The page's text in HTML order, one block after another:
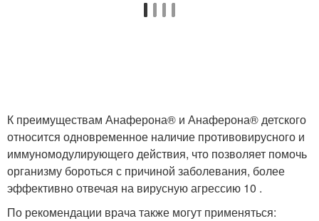
К преимуществам Анаферона® и Анаферона® детского
относится одновременное наличие противовирусного и
иммуномодулирующего действия, что позволяет помочь
организму бороться с причиной заболевания, более
эффективно отвечая на вирусную агрессию 10 .
По рекомендации врача также могут применяться: